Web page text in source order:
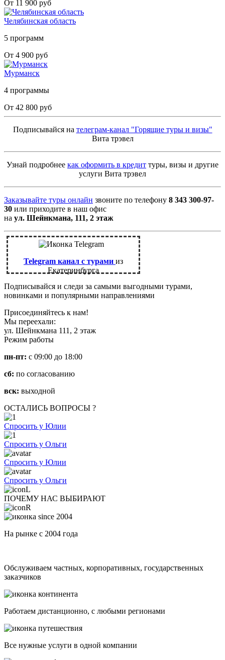
От 11 900 руб
Челябинская область
5 программ
От 4 900 руб
Мурманск
4 программы
От 42 800 руб
Подписывайся на телеграм-канал "Горящие туры и визы"
Вита трэвел
Узнай подробнее как оформить в кредит туры, визы и другие
услуги Вита трэвел
Заказывайте туры онлайн звоните по телефону 8 343 300-97-
30 или приходите в наш офис
на ул. Шейнкмана, 111, 2 этаж
Telegram канал с турами из
Екатеринбурга
Подписывайся и следи за самыми выгодными турами,
новинками и популярными направлениями
Присоединяйтесь к нам!
Мы переехали:
ул. Шейнкмана 111, 2 этаж
Режим работы
пн-пт: с 09:00 до 18:00
сб: по согласованию
вск: выходной
ОСТАЛИСЬ ВОПРОСЫ ?
Спросить у Юлии
Спросить у Ольги
Спросить у Юлии
Спросить у Ольги
ПОЧЕМУ НАС ВЫБИРАЮТ
На рынке с 2004 года
Обслуживаем частных, корпоративных, государственных
заказчиков
Работаем дистанционно, с любыми регионами
Все нужные услуги в одной компании